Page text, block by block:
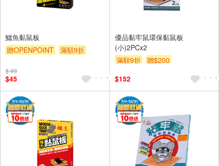
鱷魚黏鼠板
贈OPENPOINT
滿額9折
$ 49
$45
優品黏牢鼠環保黏鼠板
(小)2PCx2
滿額9折
贈$200
$152